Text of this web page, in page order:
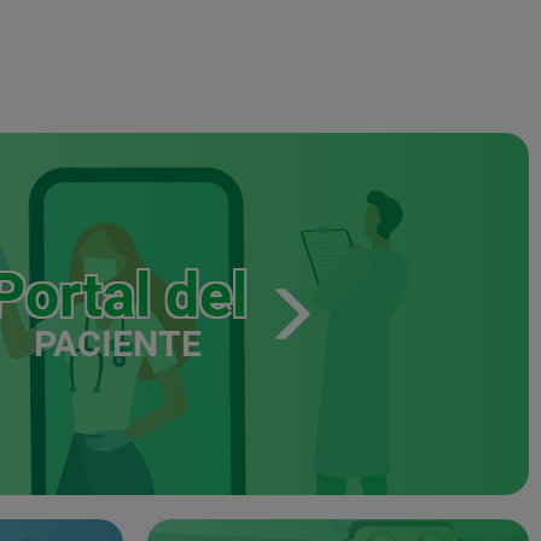
del
PACIENTE